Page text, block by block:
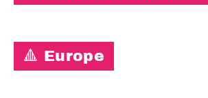
🔺 Europe